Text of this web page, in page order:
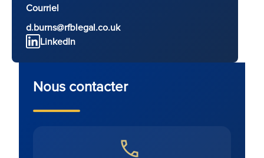
Courriel
d.burns@rfblegal.co.uk
LinkedIn
Nous contacter